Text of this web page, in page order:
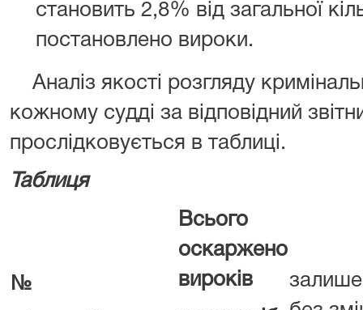
становить 2,8% від загальної
постановлено вироки.
Аналіз якості розгляду
кожному судді за відповідний
прослідковується в таблиці.
Таблиця
№
Всього
оскаржено
вироків